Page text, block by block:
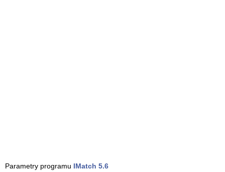
Parametry programu IMatch 5.6